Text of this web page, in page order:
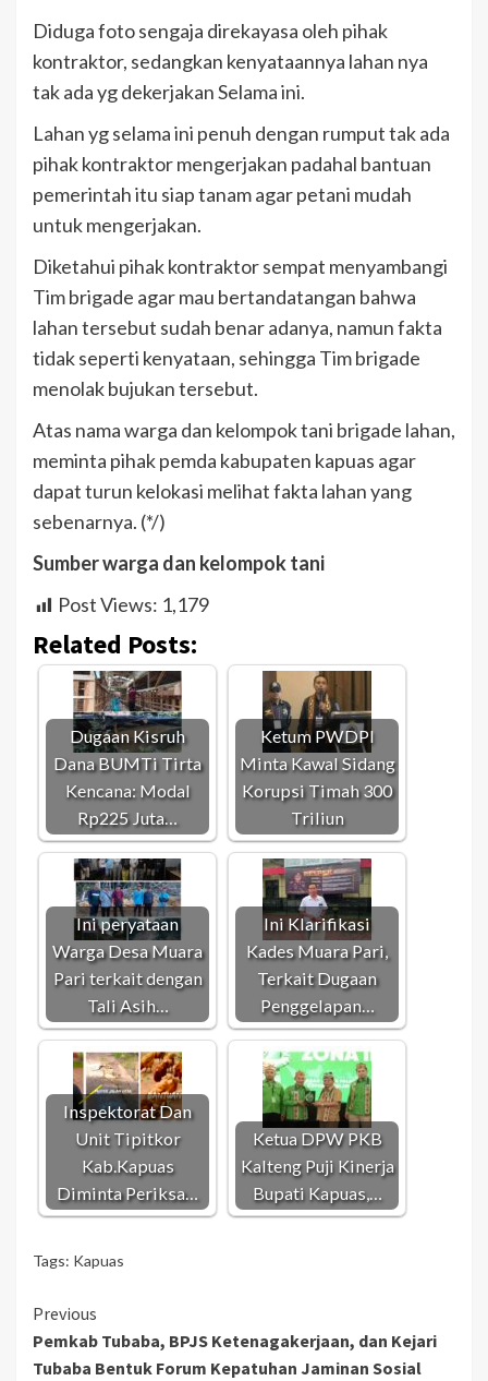
Diduga foto sengaja direkayasa oleh pihak
kontraktor, sedangkan kenyataannya lahan nya
tak ada yg dekerjakan Selama ini.
Lahan yg selama ini penuh dengan rumput tak ada
pihak kontraktor mengerjakan padahal bantuan
pemerintah itu siap tanam agar petani mudah
untuk mengerjakan.
Diketahui pihak kontraktor sempat menyambangi
Tim brigade agar mau bertandatangan bahwa
lahan tersebut sudah benar adanya, namun fakta
tidak seperti kenyataan, sehingga Tim brigade
menolak bujukan tersebut.
Atas nama warga dan kelompok tani brigade lahan,
meminta pihak pemda kabupaten kapuas agar
dapat turun kelokasi melihat fakta lahan yang
sebenarnya. (*/)
Sumber warga dan kelompok tani
Post Views: 1,179
Related Posts:
Dugaan Kisruh
Dana BUMTi Tirta
Kencana: Modal
Rp225 Juta…
Ketum PWDPI
Minta Kawal Sidang
Korupsi Timah 300
Triliun
Ini peryataan
Warga Desa Muara
Pari terkait dengan
Tali Asih…
Ini Klarifikasi
Kades Muara Pari,
Terkait Dugaan
Penggelapan…
Inspektorat Dan
Unit Tipitkor
Kab.Kapuas
Diminta Periksa…
Ketua DPW PKB
Kalteng Puji Kinerja
Bupati Kapuas,…
Tags: Kapuas
Continue
Reading
Previous
Pemkab Tubaba, BPJS Ketenagakerjaan, dan Kejari
Tubaba Bentuk Forum Kepatuhan Jaminan Sosial